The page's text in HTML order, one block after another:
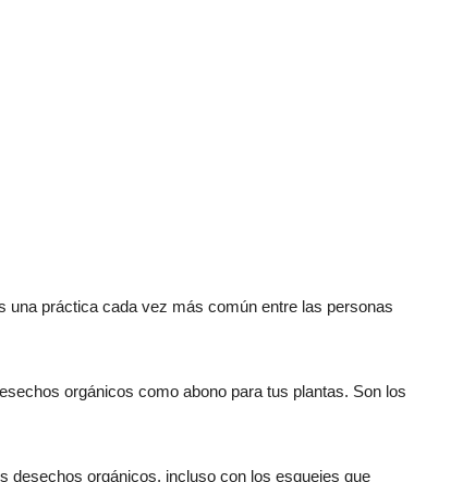
una práctica cada vez más común entre las personas
orgánicos como abono para tus plantas. Son los
desechos orgánicos, incluso con los esquejes que